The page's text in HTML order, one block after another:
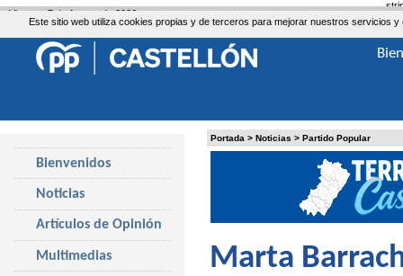
Este sitio web utiliza cookies propias y de terceros para mejorar nuestros servicios
Portada > Noticias > Partido Popular
Marta
Bienvenidos
Noticias
Artículos de Opinión
Multimedias
Viernes, 7 de Agosto de 2026